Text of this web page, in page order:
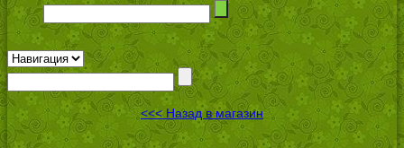
<<< Назад в магазин